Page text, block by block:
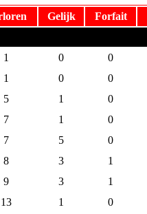
Gelijk Forfait
1 0 0
1 0 0
5 1 0
7 1 0
7 5 0
8 3 1
9 3 1
13 1 0